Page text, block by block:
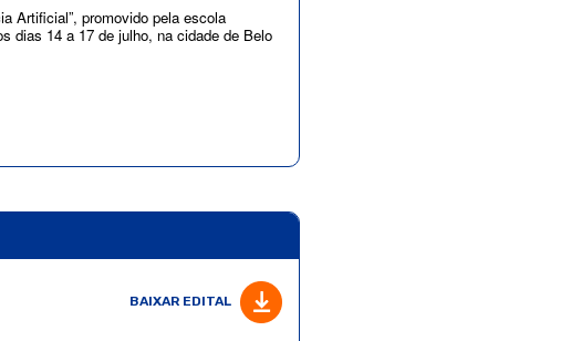
Artificial”, promovido pela escola
dias 14 a 17 de julho, na cidade de Belo
BAIXAR EDITAL